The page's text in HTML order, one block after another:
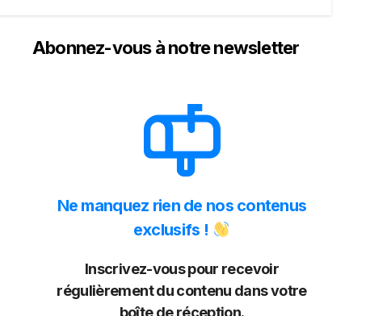
Abonnez-vous à notre newsletter
Ne manquez rien de nos contenus
exclusifs !
Inscrivez-vous pour recevoir
régulièrement du contenu dans votre
boîte de réception.